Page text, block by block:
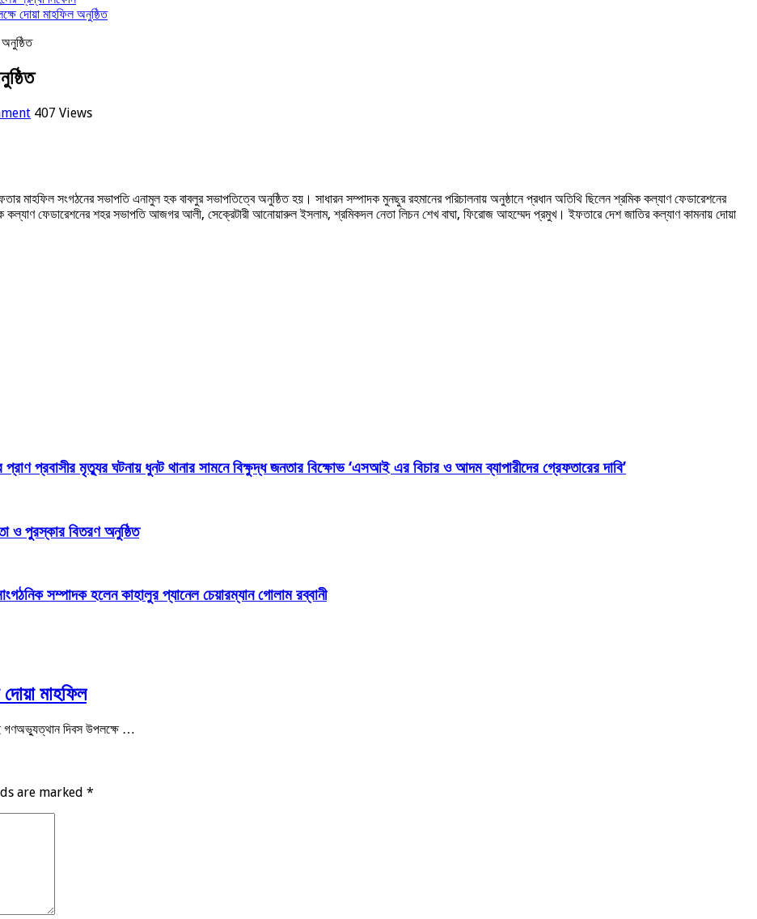
দোয়া মাহফিল অনুষ্ঠিত
407 Views
মাহফিল সংগঠনের সভাপতি এনামুল হক বাবলুর সভাপতিত্বে অনুষ্ঠিত হয়। সাধারন সম্পাদক মুনছুর রহমানের পরিচালনায় অনুষ্ঠানে প্রধান অতিথি ছিলেন শ্রমিক কল্যাণ ফেডারেশনের
কল্যাণ ফেডারেশনের শহর সভাপতি আজগর আলী, সেক্রেটারী আনোয়ারুল ইসলাম, শ্রমিকদল নেতা লিচন শেখ বাঘা, ফিরোজ আহম্মেদ প্রমুখ। ইফতারে দেশ জাতির কল্যাণ কামনায় দোয়া
প্রবাসীর মৃত্যুর ঘটনায় ধুনট থানার সামনে বিক্ষুদ্ধ জনতার বিক্ষোভ ‘এসআই এর বিচার ও আদম ব্যাপারীদের গ্রেফতারের দাবি’
ও পুরস্কার বিতরণ অনুষ্ঠিত
সম্পাদক হলেন কাহালুর প্যানেল চেয়ারম্যান গোলাম রব্বানী
মাহফিল
গণঅভ্যুত্থান দিবস উপলক্ষে …
are marked *